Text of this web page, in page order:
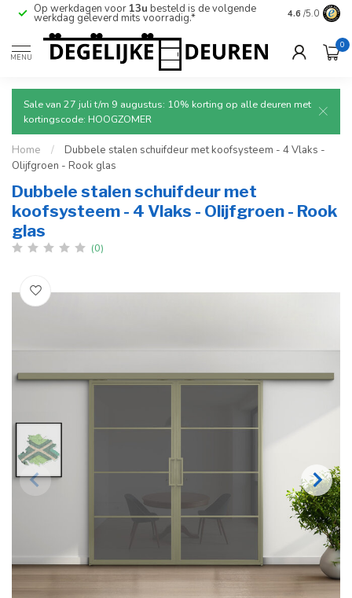
Op werkdagen voor 13u besteld is de volgende
werkdag geleverd mits voorradig.*
Ruim aanbod
deuren.
4.6 /5.0
MENU
0
Sale van 27 juli t/m 9 augustus: 10% korting op alle deuren met
kortingscode: HOOGZOMER
Home /
Dubbele stalen schuifdeur met koofsysteem - 4 Vlaks -
Olijfgroen - Rook glas
Dubbele stalen schuifdeur met
koofsysteem - 4 Vlaks - Olijfgroen - Rook
glas
(0)